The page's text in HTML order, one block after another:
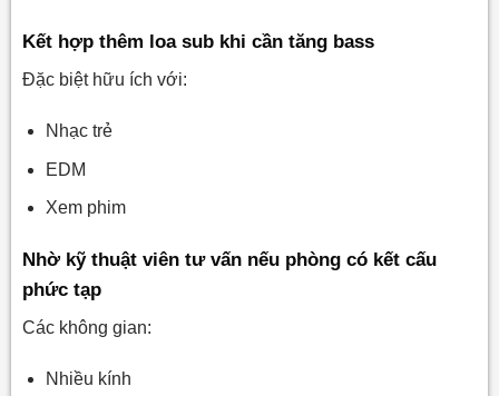
Kết hợp thêm loa sub khi cần tăng bass
Đặc biệt hữu ích với:
Nhạc trẻ
EDM
Xem phim
Nhờ kỹ thuật viên tư vấn nếu phòng có kết cấu
phức tạp
Các không gian:
Nhiều kính